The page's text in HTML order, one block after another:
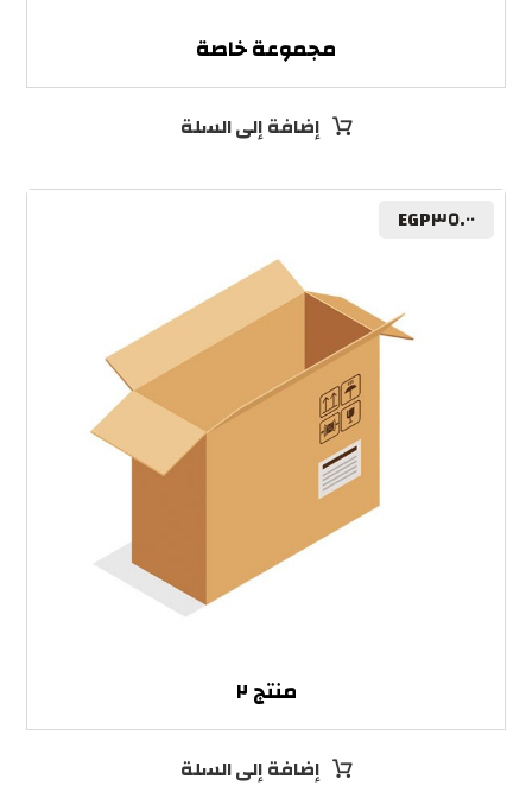
مجموعة خاصة
إضافة إلى السلة
منتج ٢
EGP٣٥.٠٠
إضافة إلى السلة